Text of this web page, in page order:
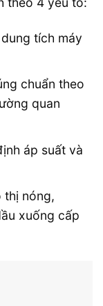
tích máy
chuẩn theo
quan
áp suất và
thị nóng,
xuống cấp